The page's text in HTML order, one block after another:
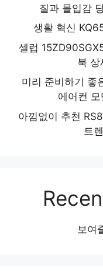
질과 몰입감
생활 혁신
셀럽
북 상
미리 준비하기 좋
에어컨
아낌없이 추천
트
보여